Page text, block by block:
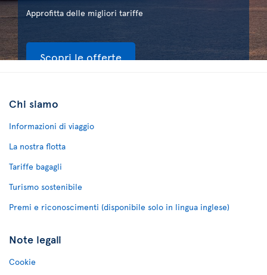
Approfitta delle migliori tariffe
Scopri le offerte
Chi siamo
Informazioni di viaggio
La nostra flotta
Tariffe bagagli
Turismo sostenibile
Premi e riconoscimenti (disponibile solo in lingua inglese)
Note legali
Cookie